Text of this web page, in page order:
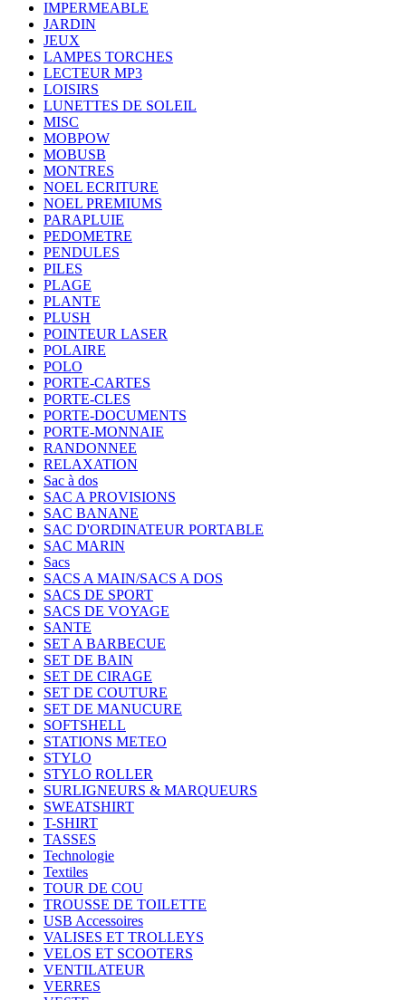
IMPERMEABLE
JARDIN
JEUX
LAMPES TORCHES
LECTEUR MP3
LOISIRS
LUNETTES DE SOLEIL
MISC
MOBPOW
MOBUSB
MONTRES
NOEL ECRITURE
NOEL PREMIUMS
PARAPLUIE
PEDOMETRE
PENDULES
PILES
PLAGE
PLANTE
PLUSH
POINTEUR LASER
POLAIRE
POLO
PORTE-CARTES
PORTE-CLES
PORTE-DOCUMENTS
PORTE-MONNAIE
RANDONNEE
RELAXATION
Sac à dos
SAC A PROVISIONS
SAC BANANE
SAC D'ORDINATEUR PORTABLE
SAC MARIN
Sacs
SACS A MAIN/SACS A DOS
SACS DE SPORT
SACS DE VOYAGE
SANTE
SET A BARBECUE
SET DE BAIN
SET DE CIRAGE
SET DE COUTURE
SET DE MANUCURE
SOFTSHELL
STATIONS METEO
STYLO
STYLO ROLLER
SURLIGNEURS & MARQUEURS
SWEATSHIRT
T-SHIRT
TASSES
Technologie
Textiles
TOUR DE COU
TROUSSE DE TOILETTE
USB Accessoires
VALISES ET TROLLEYS
VELOS ET SCOOTERS
VENTILATEUR
VERRES